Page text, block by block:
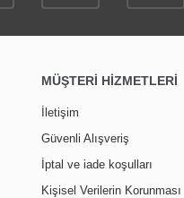
MÜŞTERİ HİZMETLERİ
İletişim
Güvenli Alışveriş
İptal ve iade koşulları
Kişisel Verilerin Korunması